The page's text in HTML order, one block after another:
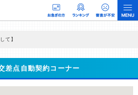
て】
なく、当編集部の調査／ユーザーへの口コミ収集な
報提供を行っています。
差点自動契約コーナー